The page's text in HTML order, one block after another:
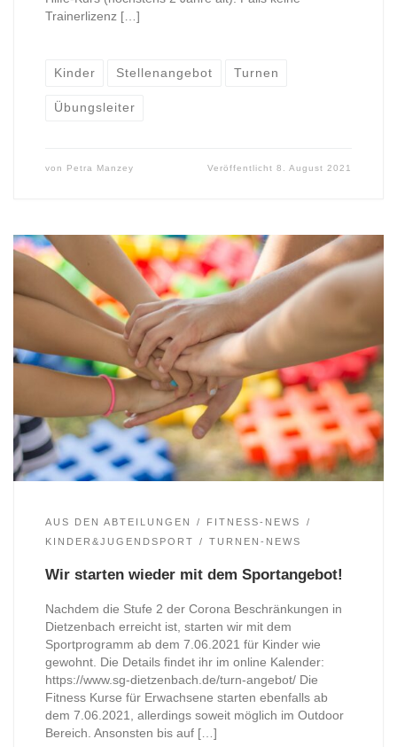
Trainerlizenz […]
Kinder Stellenangebot Turnen
Übungsleiter
von Petra Manzey Veröffentlicht8. August 2021
AUS DEN ABTEILUNGEN
FITNESS-NEWS
KINDER&JUGENDSPORT
TURNEN-NEWS
Wir starten wieder mit dem Sportangebot!
Nachdem die Stufe 2 der Corona Beschränkungen in
Dietzenbach erreicht ist, starten wir mit dem
Sportprogramm ab dem 7.06.2021 für Kinder wie
gewohnt. Die Details findet ihr im online Kalender:
https://www.sg-dietzenbach.de/turn-angebot/ Die
Fitness Kurse für Erwachsene starten ebenfalls ab
dem 7.06.2021, allerdings soweit möglich im Outdoor
Bereich. Ansonsten bis auf […]